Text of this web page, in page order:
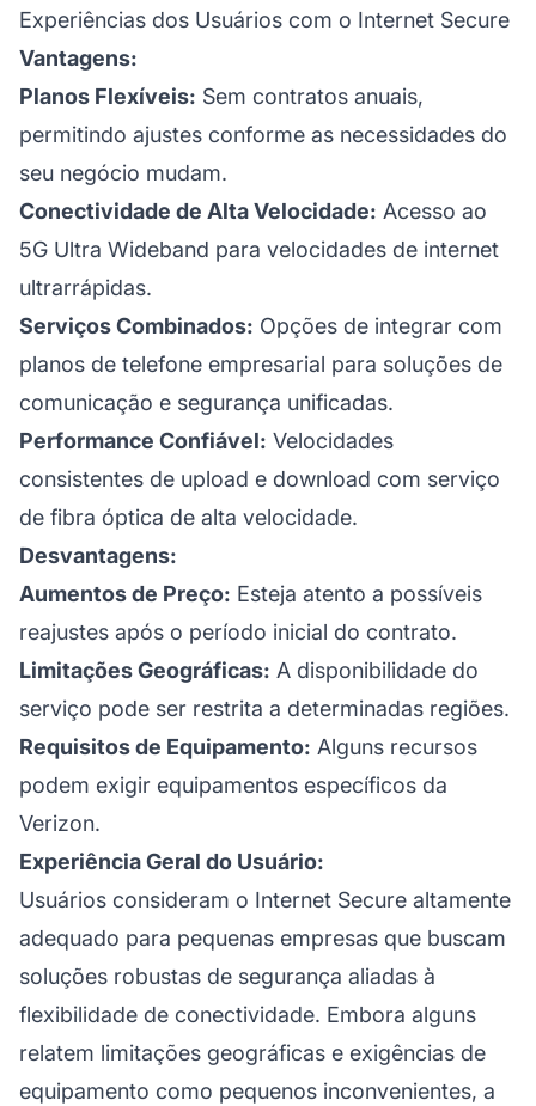
Experiências dos Usuários com o Internet Secure
Vantagens:
Planos Flexíveis: Sem contratos anuais,
permitindo ajustes conforme as necessidades do
seu negócio mudam.
Conectividade de Alta Velocidade: Acesso ao
5G Ultra Wideband para velocidades de internet
ultrarrápidas.
Serviços Combinados: Opções de integrar com
planos de telefone empresarial para soluções de
comunicação e segurança unificadas.
Performance Confiável: Velocidades
consistentes de upload e download com serviço
de fibra óptica de alta velocidade.
Desvantagens:
Aumentos de Preço: Esteja atento a possíveis
reajustes após o período inicial do contrato.
Limitações Geográficas: A disponibilidade do
serviço pode ser restrita a determinadas regiões.
Requisitos de Equipamento: Alguns recursos
podem exigir equipamentos específicos da
Verizon.
Experiência Geral do Usuário:
Usuários consideram o Internet Secure altamente
adequado para pequenas empresas que buscam
soluções robustas de segurança aliadas à
flexibilidade de conectividade. Embora alguns
relatem limitações geográficas e exigências de
equipamento como pequenos inconvenientes, a